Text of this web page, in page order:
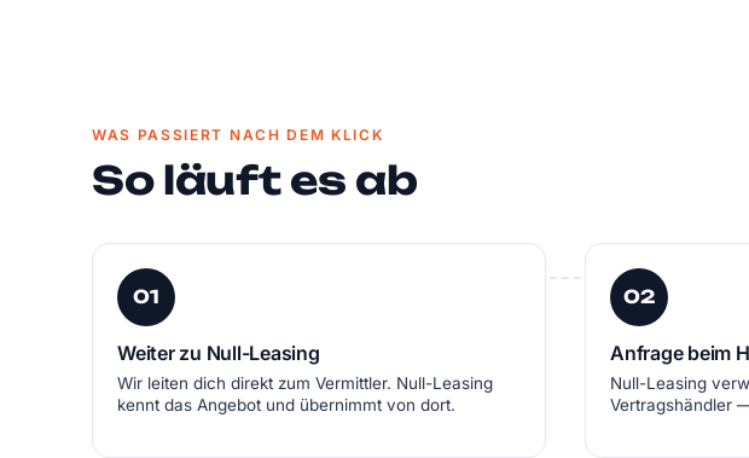
WAS PASSIERT NACH DEM KLICK
So läuft es ab
01
Weiter zu Null-Leasing
Wir leiten dich direkt zum Vermittler. Null-Leasing
kennt das Angebot und übernimmt von dort.
02
Anfrage beim
Null-Leasing
Vertragshändler